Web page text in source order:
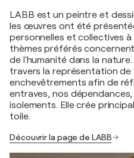
LABB est un peintre et
les œuvres ont été
personnelles et collectives à
thèmes préférés
de l'humanité dans la
travers la représentation de
enchevêtrements afin de
entraves, nos
isolements. Elle crée
toile.
Découvrir la page de LABB